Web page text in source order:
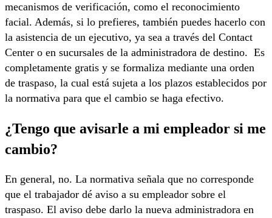
mecanismos de verificación, como el reconocimiento
facial. Además, si lo prefieres, también puedes hacerlo con
la asistencia de un ejecutivo, ya sea a través del Contact
Center o en sucursales de la administradora de destino. Es
completamente gratis y se formaliza mediante una orden
de traspaso, la cual está sujeta a los plazos establecidos por
la normativa para que el cambio se haga efectivo.
¿Tengo que avisarle a mi empleador si me
cambio?
En general, no. La normativa señala que no corresponde
que el trabajador dé aviso a su empleador sobre el
traspaso. El aviso debe darlo la nueva administradora en